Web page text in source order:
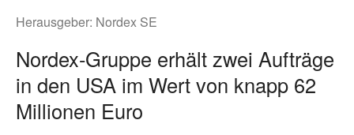
Herausgeber: Nordex SE
Nordex-Gruppe erhält zwei Aufträge
in den USA im Wert von knapp 62
Millionen Euro